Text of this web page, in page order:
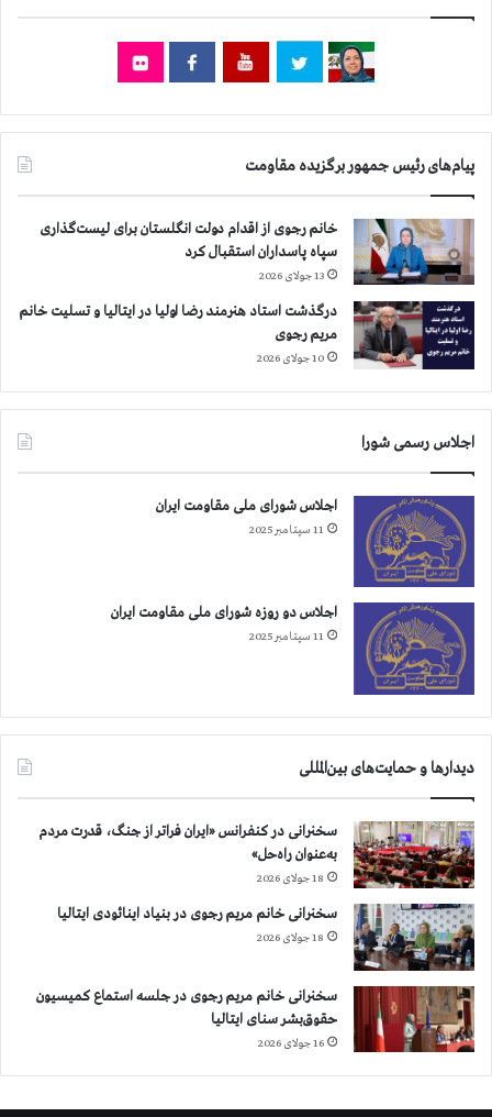
پیام‌های رئیس جمهور برگزیده مقاومت
خانم رجوی از اقدام دولت انگلستان برای لیست‌گذاری
سپاه پاسداران استقبال کرد
13 جولای 2026
درگذشت استاد هنرمند رضا اولیا در ایتالیا و تسلیت خانم
مریم رجوی
10 جولای 2026
اجلاس رسمی شورا
اجلاس شورای ملی مقاومت ایران
11 سپتامبر 2025
اجلاس دو روزه شورای ملی مقاومت ایران
11 سپتامبر 2025
دیدارها و حمایت‌های بین‌المللی
سخنرانی در کنفرانس «ایران فراتر از جنگ، قدرت مردم
به‌عنوان راه‌حل»
18 جولای 2026
سخنرانی خانم مریم رجوی در بنیاد اینائودی ایتالیا
18 جولای 2026
سخنرانی خانم مریم رجوی در جلسه استماع کمیسیون
حقوق‌بشر سنای ایتالیا
16 جولای 2026